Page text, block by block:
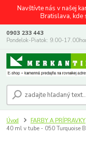
Navštívte nás v našej
Bratislava, kde
0903 233 443
Pondelok-Piatok: 9.00-
Úvod FARBY A PRÍPRAVKY
40 ml v tube - 050 Turquoise